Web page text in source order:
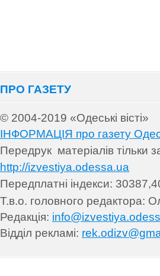
ПРО ГАЗЕТУ
© 2004-2019 «Одеські вісті»
ІНФОРМАЦІЯ про газету
Передрук матеріалів тільки
http://izvestiya.odessa.ua
Передплатні індекси: 30
Т.в.о. головного редактора:
Редакція:
Відділ рекламі: